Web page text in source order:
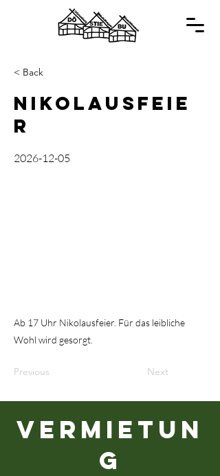
< Back
Nikolausfeie
r
2026-12-05
Ab 17 Uhr Nikolausfeier. Für das leibliche
Wohl wird gesorgt.
Previous Next
Vermietun
g